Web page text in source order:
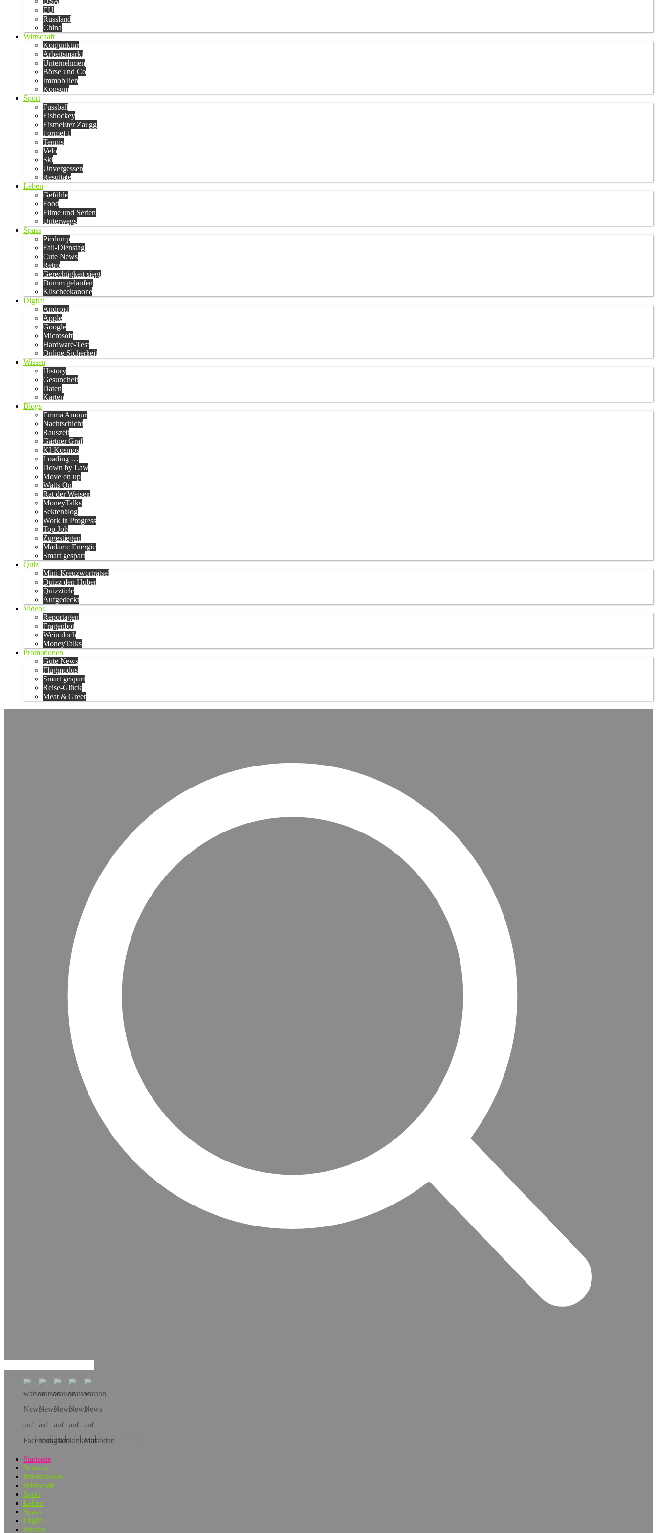
EU
Russland
China
Wirtschaft
Konjunktur
Arbeitsmarkt
Unternehmen
Börse und Co
Immobilien
Konsum
Sport
Fussball
Eishockey
Eismeister Zaugg
Formel 1
Tennis
Velo
Ski
Unvergessen
Resultate
Leben
Gefühle
Food
Filme und Serien
Unterwegs
Spass
Picdump
Fail-Dienstag
Cute News
Retro
Gerechtigkeit siegt
Dumm gelaufen
Klischeekanone
Digital
Android
Apple
Google
Microsoft
Hardware-Test
Online-Sicherheit
Wissen
History
Gesundheit
Daten
Karten
Blogs
Emma Amour
Nachtschicht
Rauszeit
Gärtner Graf
KI-Kosmos
Loading …
Down by Law
Move on up
Watts On
Rat der Weisen
MoneyTalks
Sektenblog
Work in Progress
Top Job
Zugestiegen
Madame Energie
Smart gespart
Quiz
Mini-Kreuzworträtsel
Quizz den Huber
Quizzticle
Aufgedeckt
Videos
Reportagen
Fragenbot
Wein doch
MoneyTalks
Promotionen
Gute News
Flugmodus
Smart gespart
Reise-Glück
Meat & Greet
Hol dir die App!
Startseite
Schweiz
International
Wirtschaft
Sport
Leben
Spass
Digital
Wissen